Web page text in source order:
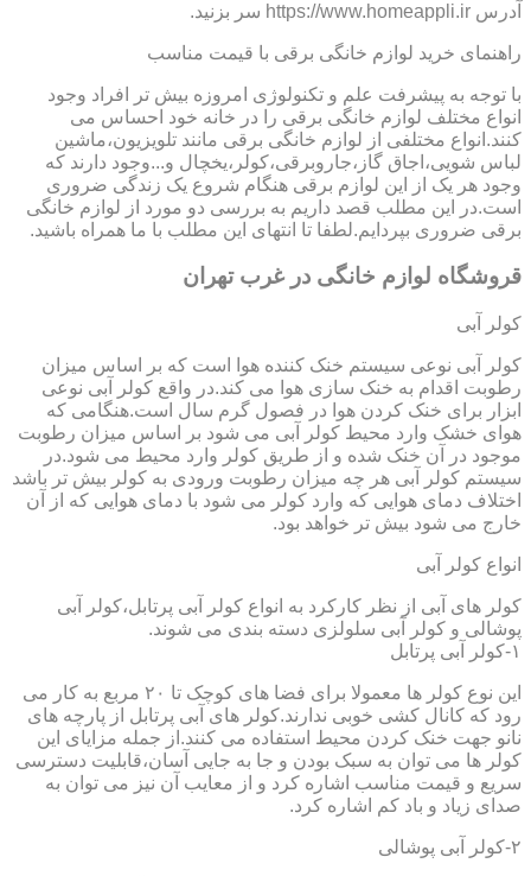
آدرس https://www.homeappli.ir سر بزنید.
راهنمای خرید لوازم خانگی برقی با قیمت مناسب
با توجه به پیشرفت علم و تکنولوژی امروزه بیش تر افراد وجود
انواع مختلف لوازم خانگی برقی را در خانه خود احساس می
کنند.انواع مختلفی از لوازم خانگی برقی مانند تلویزیون،ماشین
لباس شویی،اجاق گاز،جاروبرقی،کولر،یخچال و...وجود دارند که
وجود هر یک از این لوازم برقی هنگام شروع یک زندگی ضروری
است.در این مطلب قصد داریم به بررسی دو مورد از لوازم خانگی
برقی ضروری بپردایم.لطفا تا انتهای این مطلب با ما همراه باشید.
قروشگاه لوازم خانگی در غرب تهران
کولر آبی
کولر آبی نوعی سیستم خنک کننده هوا است که بر اساس میزان
رطوبت اقدام به خنک سازی هوا می کند.در واقع کولر آبی نوعی
ابزار برای خنک کردن هوا در فصول گرم سال است.هنگامی که
هوای خشک وارد محیط کولر آبی می شود بر اساس میزان رطوبت
موجود در آن خنک شده و از طریق کولر وارد محیط می شود.در
سیستم کولر آبی هر چه میزان رطوبت ورودی به کولر بیش تر باشد
اختلاف دمای هوایی که وارد کولر می شود با دمای هوایی که از آن
خارج می شود بیش تر خواهد بود.
انواع کولر آبی
کولر های آبی از نظر کارکرد به انواع کولر آبی پرتابل،کولر آبی
پوشالی و کولر آبی سلولزی دسته بندی می شوند.
۱-کولر آبی پرتابل
این نوع کولر ها معمولا برای فضا های کوچک تا ۲۰ مربع به کار می
رود که کانال کشی خوبی ندارند.کولر های آبی پرتابل از پارچه های
نانو جهت خنک کردن محیط استفاده می کنند.از جمله مزایای این
کولر ها می توان به سبک بودن و جا به جایی آسان،قابلیت دسترسی
سریع و قیمت مناسب اشاره کرد و از معایب آن نیز می توان به
صدای زیاد و باد کم اشاره کرد.
۲-کولر آبی پوشالی